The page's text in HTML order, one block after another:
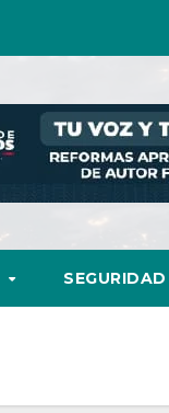
SEGURIDAD